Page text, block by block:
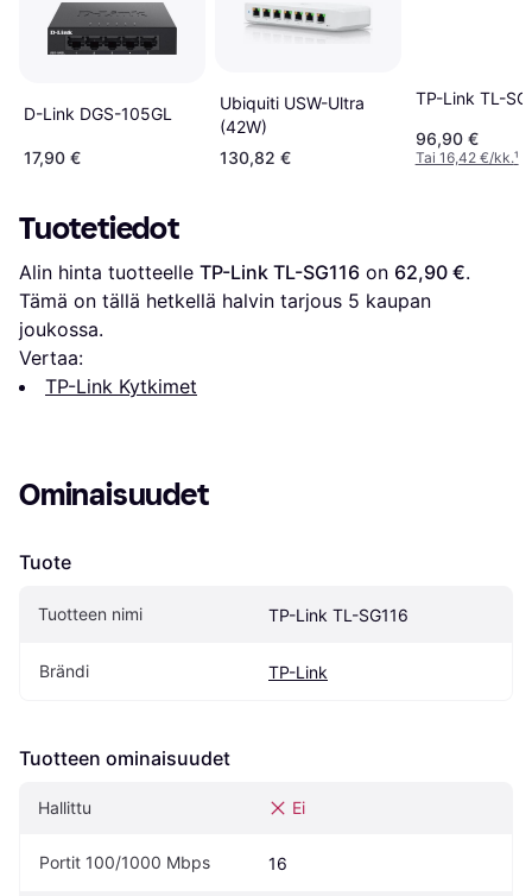
D-Link DGS-105GL
17,90 €
Ubiquiti USW-Ultra
(42W)
130,82 €
TP-Link TL-
96,90 €
Tai 16,42 €/kk.¹
Tuotetiedot
Alin hinta tuotteelle TP-Link TL-SG116 on 62,90 €.
Tämä on tällä hetkellä halvin tarjous 5 kaupan
joukossa.
Vertaa:
TP-Link Kytkimet
Ominaisuudet
Tuote
Tuotteen nimi TP-Link TL-SG116
Brändi TP-Link
Tuotteen ominaisuudet
Hallittu Ei
Portit 100/1000 Mbps 16